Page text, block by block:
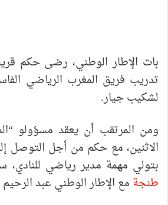
بات الإطار الوطني، رضى حكم
تدريب فريق المغرب الرياضي
لشكيب جيار.
ومن المرتقب أن يعقد مسؤولو
الاثنين، مع حكم من أجل التوصل
بتولي مهمة مدير رياضي للنادي،
طنجة مع الإطار الوطني عبد